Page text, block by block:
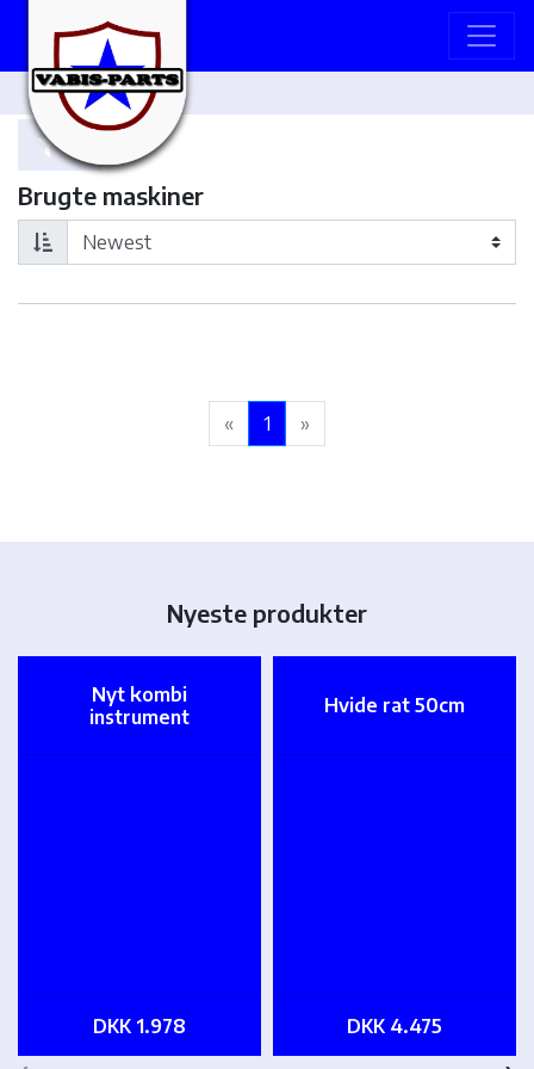
Brugte maskiner
« 1 »
Nyeste produkter
Nyt kombi
instrument
DKK 1.978
Hvide rat 50cm
DKK 4.475